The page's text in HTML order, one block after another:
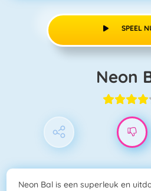
SPEEL
Neon
Neon Bal is een superleuk en